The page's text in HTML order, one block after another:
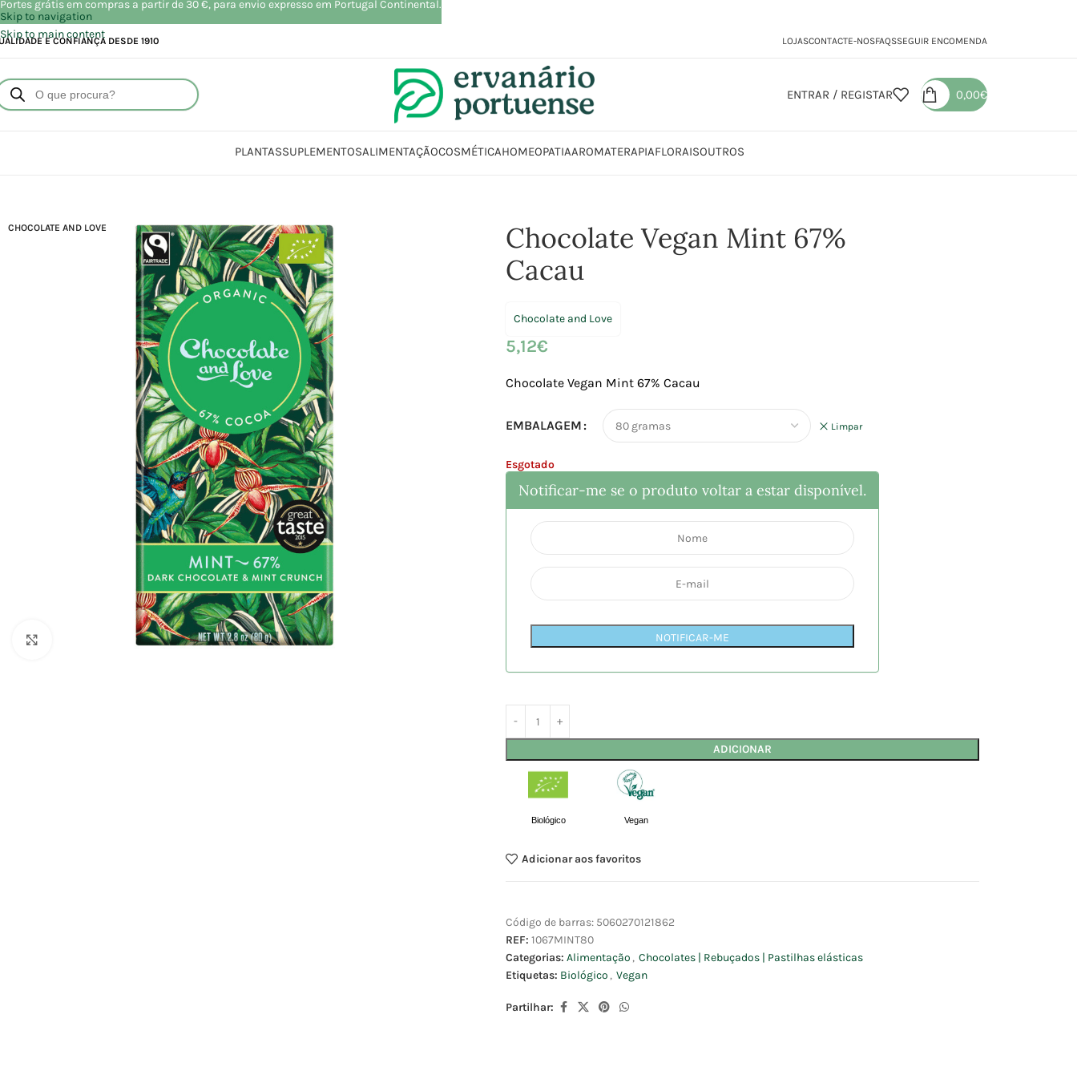
Skip to navigation
Skip to main content
E CONFIANÇA DESDE 1910 LOJASCONTACTE-NOSFAQSSEGUIR ENCOMENDA
ENTRAR / REGISTAR 0,00€
PLANTASSUPLEMENTOSALIMENTAÇÃOCOSMÉTICAHOMEOPATIAAROMATERAPIAFLORAISOUTROS
CHOCOLATE AND LOVE
Chocolate Vegan Mint 67%
Cacau
Chocolate and Love
5,12€
Chocolate Vegan Mint 67% Cacau
EMBALAGEM Limpar
Esgotado
Notificar-me se o produto voltar a estar disponível.
NOTIFICAR-ME
ADICIONAR
Biológico Vegan
Adicionar aos favoritos
Código de barras: 5060270121862
REF: 1067MINT80
Categorias: Alimentação , Chocolates | Rebuçados | Pastilhas elásticas
Etiquetas: Biológico , Vegan
Partilhar:
Portes grátis em compras a partir de 30 €, para envio expresso em Portugal Continental.